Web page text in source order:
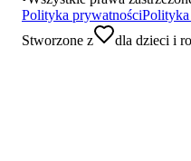
Polityka prywatności
Stworzone z
dla dzieci i